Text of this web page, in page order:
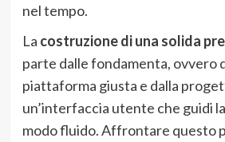
nel tempo.
La costruzione di una solida
parte dalle fondamenta, ovvero
piattaforma giusta e dalla
un’interfaccia utente che guidi
modo fluido. Affrontare questo